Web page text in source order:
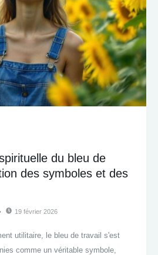
du bleu de
des symboles et des
19 février 2026
utilitaire, le bleu de travail s'est
comme un véritable symbole,